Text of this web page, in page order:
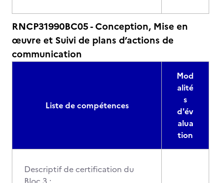
RNCP31990BC05 - Conception, Mise en
œuvre et Suivi de plans d’actions de
communication
Liste de compétences
Mod
alité
s
d'év
alua
tion
Descriptif de certification du